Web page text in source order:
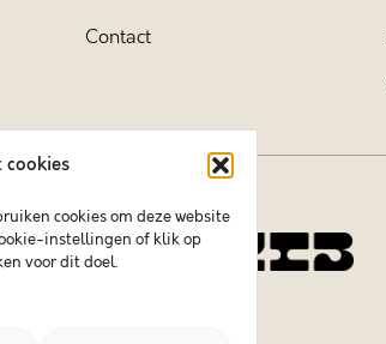
cookies
cookies om deze website
instellingen of klik op
voor dit doel.
Contact